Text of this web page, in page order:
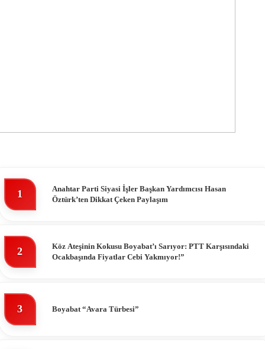
1
Anahtar Parti Siyasi İşler Başkan Yardımcısı Hasan
Öztürk’ten Dikkat Çeken Paylaşım
2
Köz Ateşinin Kokusu Boyabat’ı Sarıyor: PTT Karşısındaki
Ocakbaşında Fiyatlar Cebi Yakmıyor!”
3 Boyabat “Avara Türbesi”